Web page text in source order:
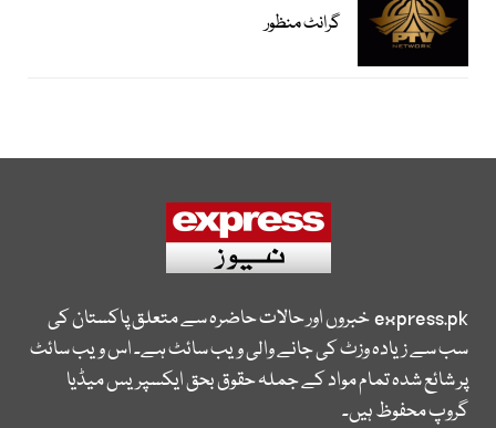
گرانٹ منظور
express.pkخبروں اور حالات حاضرہ سے متعلق پاکستان کی
سب سے زیادہ وزٹ کی جانے والی ویب سائٹ ہے۔ اس ویب سائٹ
پر شائع شدہ تمام مواد کے جملہ حقوق بحق ایکسپریس میڈیا
گروپ محفوظ ہیں۔